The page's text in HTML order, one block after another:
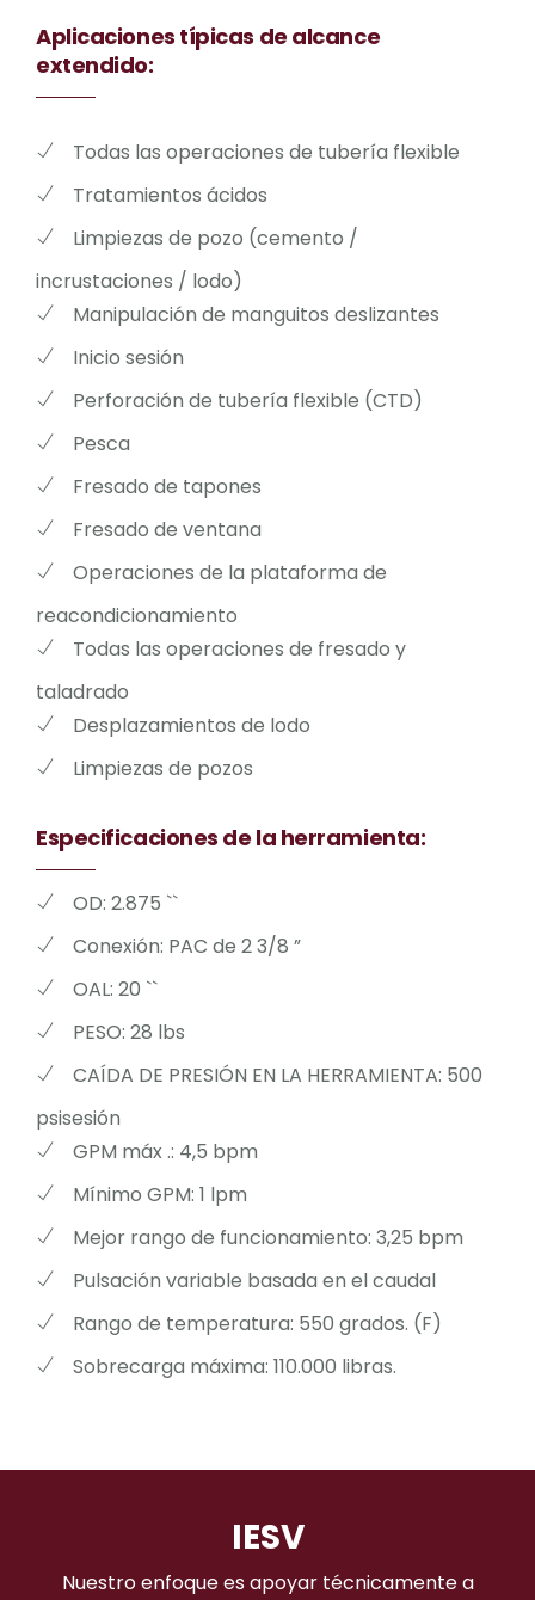
Aplicaciones típicas de alcance
extendido:
Todas las operaciones de tubería flexible
Tratamientos ácidos
Limpiezas de pozo (cemento /
incrustaciones / lodo)
Manipulación de manguitos deslizantes
Inicio sesión
Perforación de tubería flexible (CTD)
Pesca
Fresado de tapones
Fresado de ventana
Operaciones de la plataforma de
reacondicionamiento
Todas las operaciones de fresado y
taladrado
Desplazamientos de lodo
Limpiezas de pozos
Especificaciones de la herramienta:
OD: 2.875 ``
Conexión: PAC de 2 3/8 ”
OAL: 20 ``
PESO: 28 lbs
CAÍDA DE PRESIÓN EN LA HERRAMIENTA: 500
psisesión
GPM máx .: 4,5 bpm
Mínimo GPM: 1 lpm
Mejor rango de funcionamiento: 3,25 bpm
Pulsación variable basada en el caudal
Rango de temperatura: 550 grados. (F)
Sobrecarga máxima: 110.000 libras.
IESV
Nuestro enfoque es apoyar técnicamente a